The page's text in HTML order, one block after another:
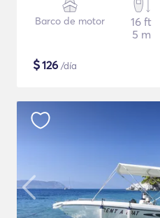
Barco de motor
16 ft
5 m
$126 /día